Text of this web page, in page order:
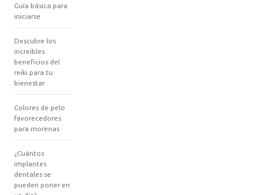
Guía básica para
iniciarse
Descubre los
increíbles
beneficios del
reiki para tu
bienestar
Colores de pelo
favorecedores
para morenas
¿Cuántos
implantes
dentales se
pueden poner en